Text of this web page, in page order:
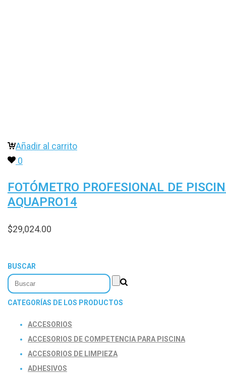
Añadir al carrito
0
FOTÓMETRO PROFESIONAL DE
AQUAPRO14
$29,024.00
BUSCAR
CATEGORÍAS DE LOS PRODUCTOS
ACCESORIOS
ACCESORIOS DE COMPETENCIA PARA PISCINA
ACCESORIOS DE LIMPIEZA
ADHESIVOS